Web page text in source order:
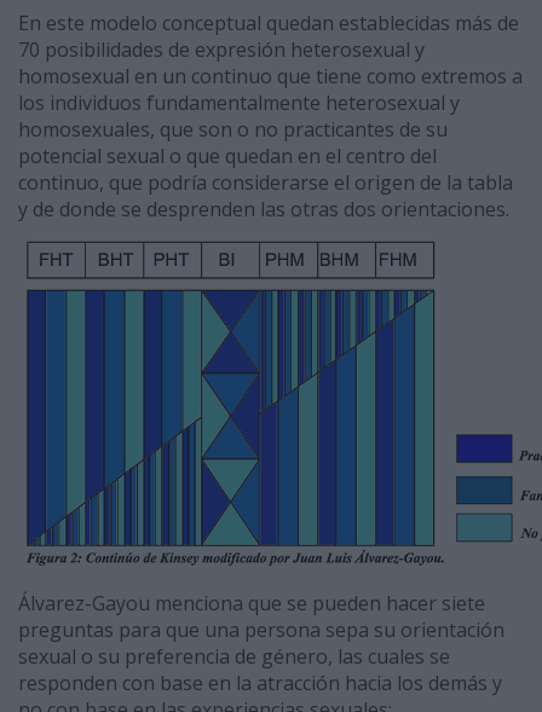
En este modelo conceptual quedan establecidas más de
70 posibilidades de expresión hetero­sexual y
homosexual en un continuo que tiene como extremos a
los individuos fundamentalmente heterosexual y
homosexuales, que son o no practicantes de su
potencial sexual o que quedan en el centro del
continuo, que podría considerarse el origen de la tabla
y de donde se desprenden las otras dos orientaciones.
Álvarez-Gayou menciona que se pueden hacer siete
preguntas para que una persona sepa su orientación
sexual o su preferencia de género, las cuales se
responden con base en la atracción hacia los demás y